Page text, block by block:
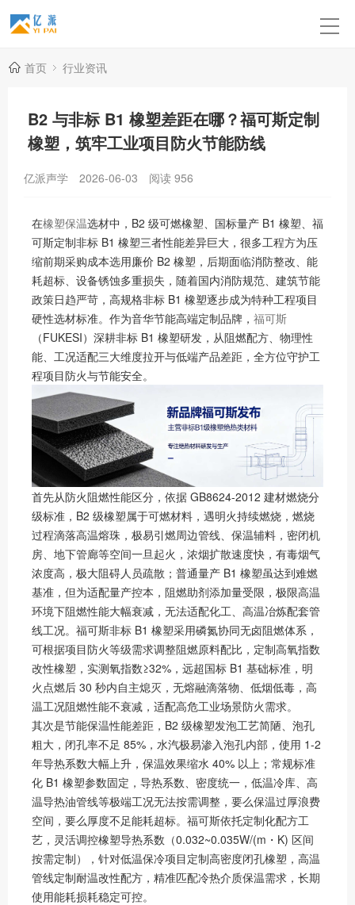
首页 行业资讯
B2 与非标 B1 橡塑差距在哪？福可斯定制
橡塑，筑牢工业项目防火节能防线
亿派声学 2026-06-03 阅读 956
在橡塑保温选材中，B2 级可燃橡塑、国标量产 B1 橡塑、福
可斯定制非标 B1 橡塑三者性能差异巨大，很多工程方为压
缩前期采购成本选用廉价 B2 橡塑，后期面临消防整改、能
耗超标、设备锈蚀多重损失，随着国内消防规范、建筑节能
政策日趋严苛，高规格非标 B1 橡塑逐步成为特种工程项目
硬性选材标准。作为音华节能高端定制品牌， 福可斯
（FUKESI）深耕非标 B1 橡塑研发，从阻燃配方、物理性
能、工况适配三大维度拉开与低端产品差距，全方位守护工
程项目防火与节能安全。
首先从防火阻燃性能区分，依据 GB8624-2012 建材燃烧分
级标准，B2 级橡塑属于可燃材料，遇明火持续燃烧，燃烧
过程滴落高温熔珠，极易引燃周边管线、保温辅料，密闭机
房、地下管廊等空间一旦起火，浓烟扩散速度快，有毒烟气
浓度高，极大阻碍人员疏散；普通量产 B1 橡塑虽达到难燃
基准，但为适配量产控本，阻燃助剂添加量受限，极限高温
环境下阻燃性能大幅衰减，无法适配化工、高温冶炼配套管
线工况。福可斯非标 B1 橡塑采用磷氮协同无卤阻燃体系，
可根据项目防火等级需求调整阻燃原料配比，定制高氧指数
改性橡塑，实测氧指数≥32%，远超国标 B1 基础标准，明
火点燃后 30 秒内自主熄灭，无熔融滴落物、低烟低毒，高
温工况阻燃性能不衰减，适配高危工业场景防火需求。
其次是节能保温性能差距，B2 级橡塑发泡工艺简陋、泡孔
粗大，闭孔率不足 85%，水汽极易渗入泡孔内部，使用 1-2
年导热系数大幅上升，保温效果缩水 40% 以上；常规标准
化 B1 橡塑参数固定，导热系数、密度统一，低温冷库、高
温导热油管线等极端工况无法按需调整，要么保温过厚浪费
空间，要么厚度不足能耗超标。福可斯依托定制化配方工
艺，灵活调控橡塑导热系数（0.032~0.035W/(m・K) 区间
按需定制），针对低温保冷项目定制高密度闭孔橡塑，高温
管线定制耐温改性配方，精准匹配冷热介质保温需求，长期
使用能耗损耗稳定可控。